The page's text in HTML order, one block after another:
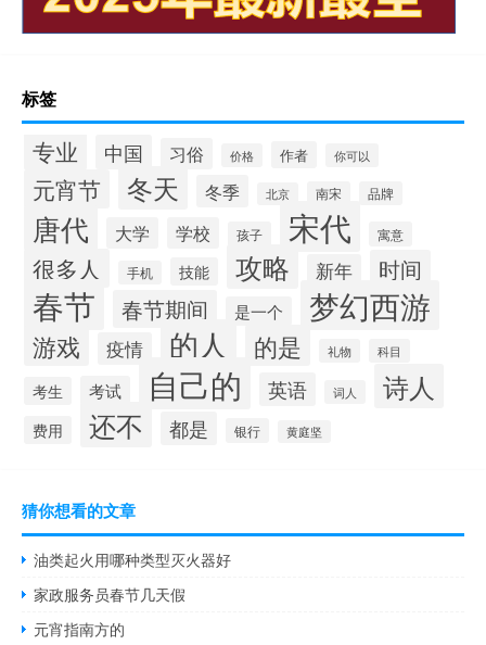
标签
专业 中国 习俗 价格 作者 你可以
元宵节 冬天 冬季 北京 南宋 品牌
唐代 大学 学校 孩子 宋代 寓意
很多人 手机 技能 攻略 新年 时间
春节 春节期间 是一个 梦幻西游
游戏 疫情 的人 的是 礼物 科目
考生 考试 自己的 英语 词人 诗人
费用 还不 都是 银行 黄庭坚
猜你想看的文章
油类起火用哪种类型灭火器好
家政服务员春节几天假
元宵指南方的